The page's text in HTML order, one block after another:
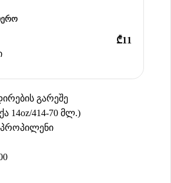
₾11
გარეშე
14oz/414-70 მლ.)